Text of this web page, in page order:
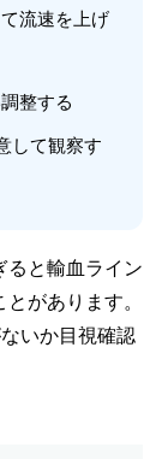
流速を上げ
整する
して観察す
ると輸血ライン
があります。
いか目視確認